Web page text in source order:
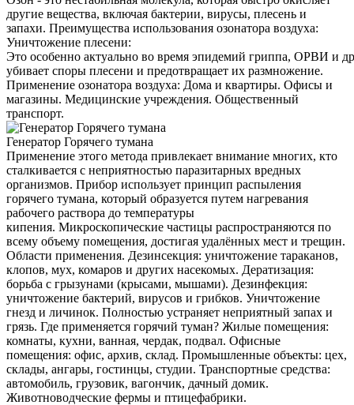
другие вещества, включая бактерии, вирусы, плесень и
запахи. Преимущества использования озонатора воздуха:
Уничтожение плесени:
Это особенно актуально во время эпидемий гриппа, ОРВИ и
убивает споры плесени и предотвращает их размножение.
Применение озонатора воздуха: Дома и квартиры. Офисы и
магазины. Медицинские учреждения. Общественный
транспорт.
Генератор Горячего тумана
Применение этого метода привлекает внимание многих, кто
сталкивается с неприятностью паразитарных вредных
организмов. Прибор использует принцип распыления
горячего тумана, который образуется путем нагревания
рабочего раствора до температуры
кипения. Микроскопические частицы распространяются по
всему объему помещения, достигая удалённых мест и трещин.
Области применения. Дезинсекция: уничтожение тараканов,
клопов, мух, комаров и других насекомых. Дератизация:
борьба с грызунами (крысами, мышами). Дезинфекция:
уничтожение бактерий, вирусов и грибков. Уничтожение
гнезд и личинок. Полностью устраняет неприятный запах и
грязь. Где применяется горячий туман? Жилые помещения:
комнаты, кухни, ванная, чердак, подвал. Офисные
помещения: офис, архив, склад. Промышленные объекты: цех,
склады, ангары, гостинцы, студии. Транспортные средства:
автомобиль, грузовик, вагончик, дачный домик.
Животноводческие фермы и птицефабрики.